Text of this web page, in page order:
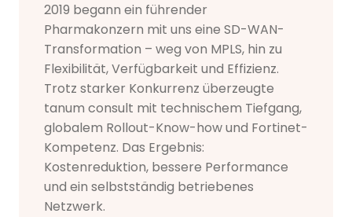
2019 begann ein führender
Pharmakonzern mit uns eine SD-WAN-
Transformation – weg von MPLS, hin zu
Flexibilität, Verfügbarkeit und Effizienz.
Trotz starker Konkurrenz überzeugte
tanum consult mit technischem Tiefgang,
globalem Rollout-Know-how und Fortinet-
Kompetenz. Das Ergebnis:
Kostenreduktion, bessere Performance
und ein selbstständig betriebenes
Netzwerk.